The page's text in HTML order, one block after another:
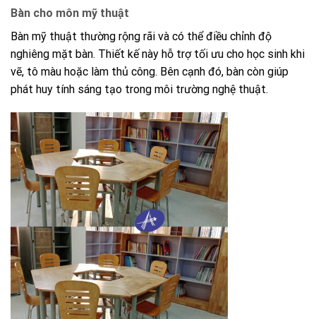
Bàn cho môn mỹ thuật
Bàn mỹ thuật thường rộng rãi và có thể điều chỉnh độ
nghiêng mặt bàn. Thiết kế này hỗ trợ tối ưu cho học sinh khi
vẽ, tô màu hoặc làm thủ công. Bên cạnh đó, bàn còn giúp
phát huy tính sáng tạo trong môi trường nghệ thuật.